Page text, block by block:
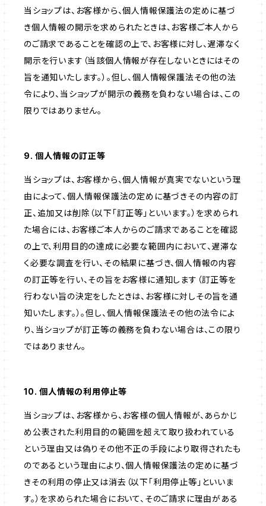
当ショップは、お客様から、個人情報保護法の定めに基づ
き個人情報の開示を求められたときは、お客様ご本人から
のご請求であることを確認の上で、お客様に対し、遅滞なく
開示を行います（当該個人情報が存在しないときにはその
旨を通知いたします。）。但し、個人情報保護法その他の法
令により、当ショップが開示の義務を負わない場合は、この
限りではありません。
9. 個人情報の訂正等
当ショップは、お客様から、個人情報が真実でないという理
由によって、個人情報保護法の定めに基づきその内容の訂
正、追加又は削除（以下「訂正等」といいます。）を求められ
た場合には、お客様ご本人からのご請求であることを確認
の上で、利用目的の達成に必要な範囲内において、遅滞な
く必要な調査を行い、その結果に基づき、個人情報の内容
の訂正等を行い、その旨をお客様に通知します（訂正等を
行わない旨の決定をしたときは、お客様に対しその旨を通
知いたします。）。但し、個人情報保護法その他の法令によ
り、当ショップが訂正等の義務を負わない場合は、この限り
ではありません。
10. 個人情報の利用停止等
当ショップは、お客様から、お客様の個人情報が、あらかじ
め公表された利用目的の範囲を超えて取り扱われている
という理由又は偽りその他不正の手段により取得されたも
のであるという理由により、個人情報保護法の定めに基づ
きその利用の停止又は消去（以下「利用停止等」といいま
す。）を求められた場合において、そのご請求に理由がある